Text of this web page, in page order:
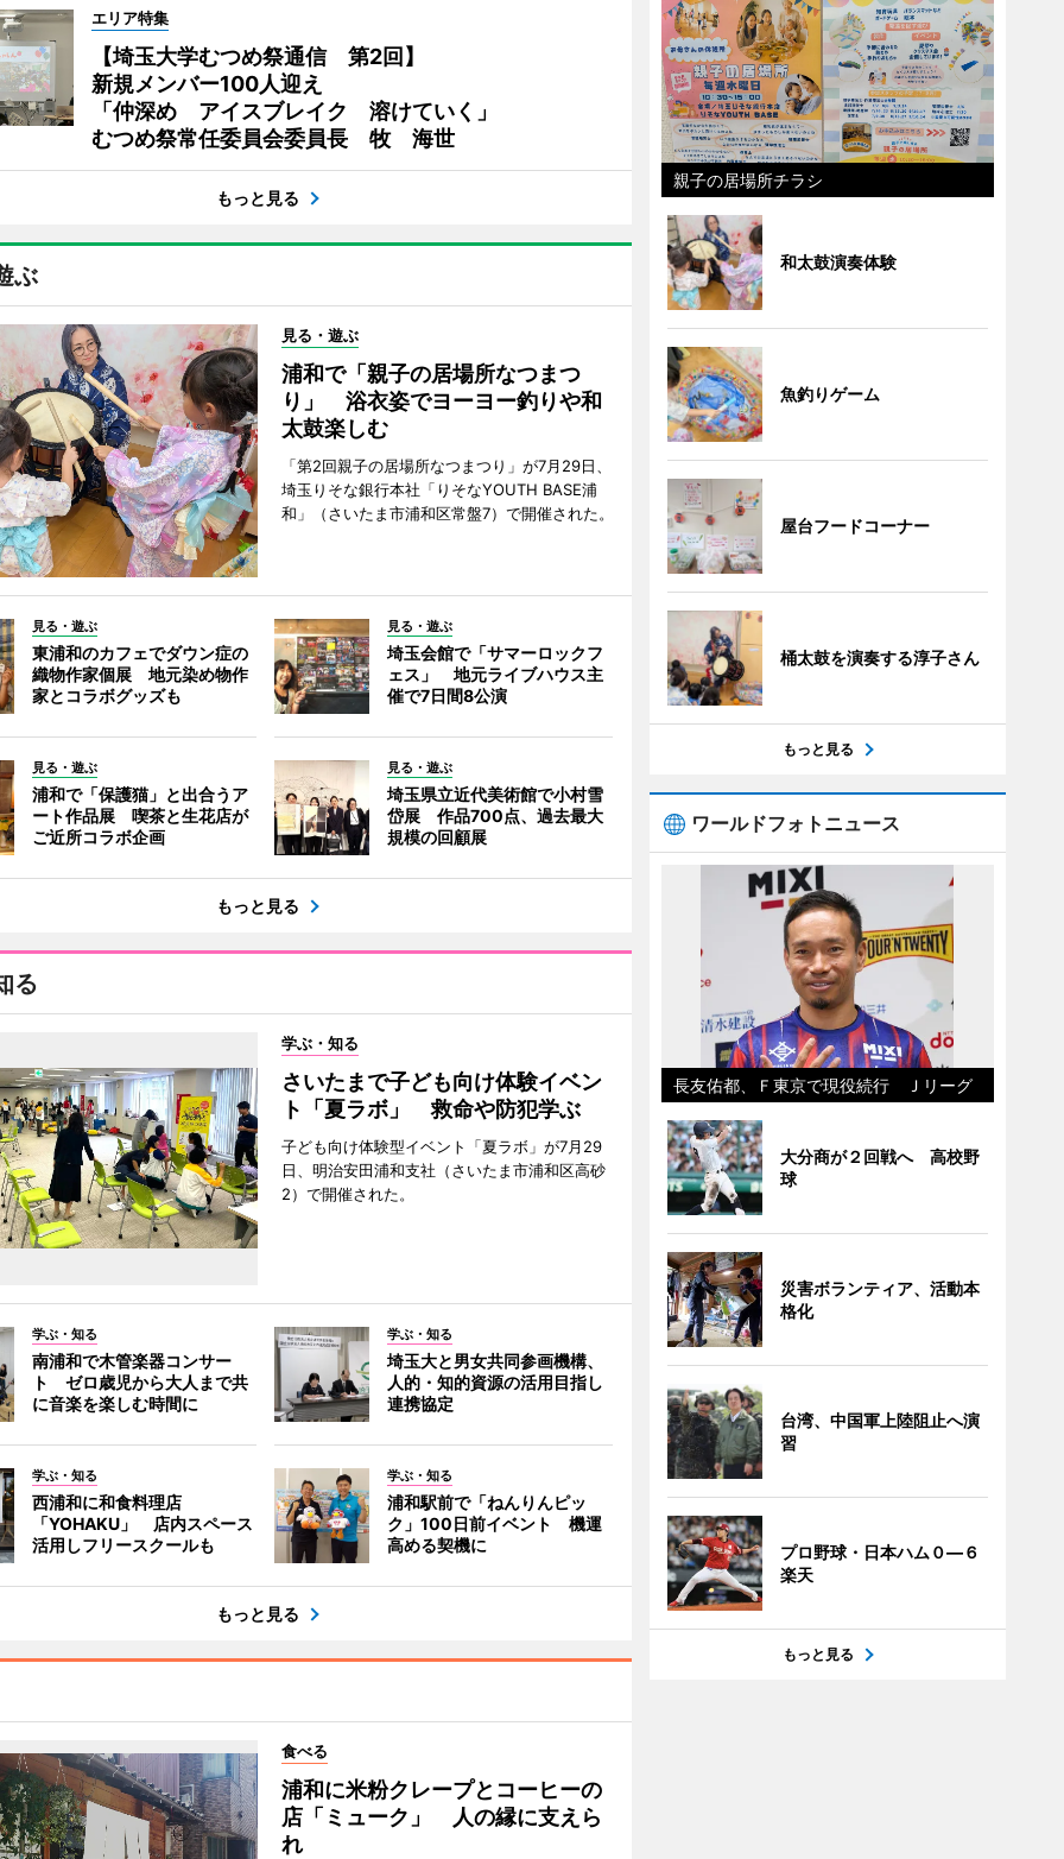
エリア特集
【埼玉大学むつめ祭通信 第2回】
新規メンバー100人迎え
「仲深め アイスブレイク 溶けていく」
むつめ祭常任委員会委員長 牧 海世
もっと見る
ぶ
見る・遊ぶ
浦和で「親子の居場所なつまつ
り」 浴衣姿でヨーヨー釣りや和
太鼓楽しむ
「第2回親子の居場所なつまつり」が7月29日、
埼玉りそな銀行本社「りそなYOUTH BASE浦
和」（さいたま市浦和区常盤7）で開催された。
見る・遊ぶ
東浦和のカフェでダウン症の
織物作家個展 地元染め物作
家とコラボグッズも
見る・遊ぶ
埼玉会館で「サマーロックフ
ェス」 地元ライブハウス主
催で7日間8公演
見る・遊ぶ
浦和で「保護猫」と出合うア
ート作品展 喫茶と生花店が
ご近所コラボ企画
見る・遊ぶ
埼玉県立近代美術館で小村雪
岱展 作品700点、過去最大
規模の回顧展
もっと見る
る
学ぶ・知る
さいたまで子ども向け体験イベン
ト「夏ラボ」 救命や防犯学ぶ
子ども向け体験型イベント「夏ラボ」が7月29
日、明治安田浦和支社（さいたま市浦和区高砂
2）で開催された。
学ぶ・知る
南浦和で木管楽器コンサー
ト ゼロ歳児から大人まで共
に音楽を楽しむ時間に
学ぶ・知る
埼玉大と男女共同参画機構、
人的・知的資源の活用目指し
連携協定
学ぶ・知る
西浦和に和食料理店
「YOHAKU」 店内スペース
活用しフリースクールも
学ぶ・知る
浦和駅前で「ねんりんピッ
ク」100日前イベント 機運
高める契機に
もっと見る
食べる
浦和に米粉クレープとコーヒーの
店「ミューク」 人の縁に支えら
れ
親子の居場所チラシ
和太鼓演奏体験
魚釣りゲーム
屋台フードコーナー
桶太鼓を演奏する淳子さん
もっと見る
ワールドフォトニュース
長友佑都、Ｆ東京で現役続行 Ｊリーグ
大分商が２回戦へ 高校野
球
災害ボランティア、活動本
格化
台湾、中国軍上陸阻止へ演
習
プロ野球・日本ハム０―６
楽天
もっと見る